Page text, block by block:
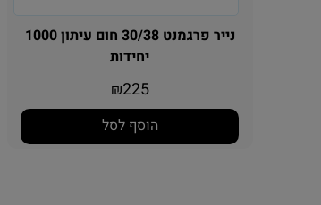
נייר פרגמנט 30/38 חום עיתון 1000
יחידות
₪225
הוסף לסל